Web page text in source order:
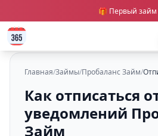
🎁 Первый займ
Главная/Займы/Пробаланс Займ/
Как отписаться
уведомлений
Займ